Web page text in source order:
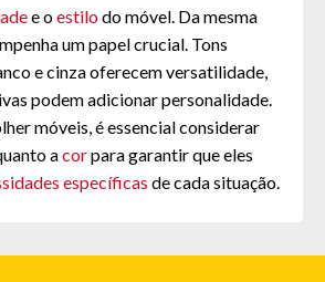
e oestilodo móvel. Da mesma
um papel crucial. Tons
e cinza oferecem versatilidade,
podem adicionar personalidade.
móveis, é essencial considerar
acorpara garantir que eles
específicas de cada situação.